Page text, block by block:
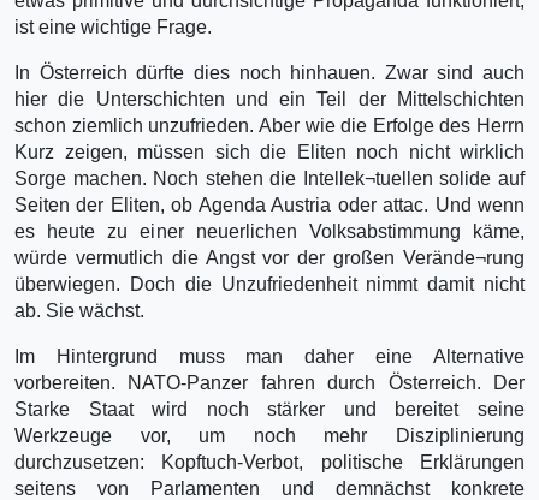
ist eine wichtige Frage.
In Österreich dürfte dies noch hinhauen. Zwar sind auch
hier die Unterschichten und ein Teil der Mittelschichten
schon ziemlich unzufrieden. Aber wie die Erfolge des Herrn
Kurz zeigen, müssen sich die Eliten noch nicht wirklich
Sorge machen. Noch stehen die Intellek¬tuellen solide auf
Seiten der Eliten, ob Agenda Austria oder attac. Und wenn
es heute zu einer neuerlichen Volksabstimmung käme,
würde vermutlich die Angst vor der großen Verände¬rung
überwiegen. Doch die Unzufriedenheit nimmt damit nicht
ab. Sie wächst.
Im Hintergrund muss man daher eine Alternative
vorbereiten. NATO-Panzer fahren durch Österreich. Der
Starke Staat wird noch stärker und bereitet seine
Werkzeuge vor, um noch mehr Disziplinierung
durchzusetzen: Kopftuch-Verbot, politische Erklärungen
seitens von Parlamenten und demnächst konkrete